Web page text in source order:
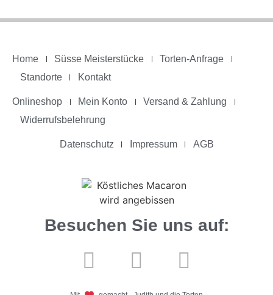
Home Süsse Meisterstücke
Torten-Anfrage
Standorte
Kontakt
Onlineshop Mein Konto
Versand & Zahlung
Widerrufsbelehrung
Datenschutz Impressum AGB
Besuchen Sie uns auf: